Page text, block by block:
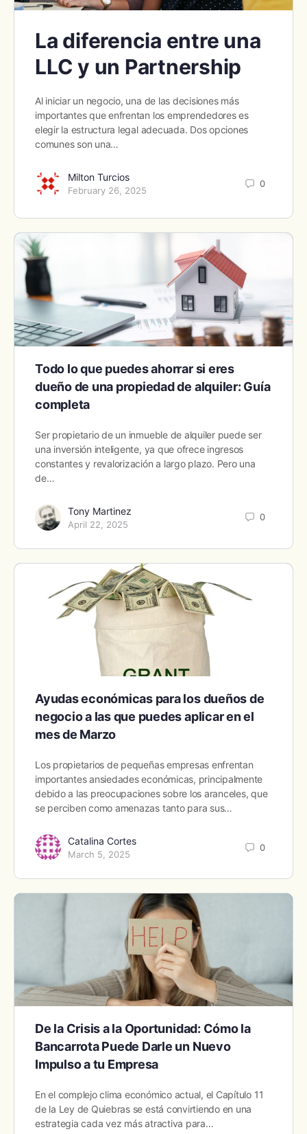
La diferencia entre una
LLC y un Partnership
Al iniciar un negocio, una de las decisiones más
importantes que enfrentan los emprendedores es
elegir la estructura legal adecuada. Dos opciones
comunes son una…
Milton Turcios
February 26, 2025
0
Todo lo que puedes ahorrar si eres
dueño de una propiedad de alquiler: Guía
completa
Ser propietario de un inmueble de alquiler puede ser
una inversión inteligente, ya que ofrece ingresos
constantes y revalorización a largo plazo. Pero una
de…
Tony Martinez
April 22, 2025
0
Ayudas económicas para los dueños de
negocio a las que puedes aplicar en el
mes de Marzo
Los propietarios de pequeñas empresas enfrentan
importantes ansiedades económicas, principalmente
debido a las preocupaciones sobre los aranceles, que
se perciben como amenazas tanto para sus…
Catalina Cortes
March 5, 2025
0
De la Crisis a la Oportunidad: Cómo la
Bancarrota Puede Darle un Nuevo
Impulso a tu Empresa
En el complejo clima económico actual, el Capítulo 11
de la Ley de Quiebras se está convirtiendo en una
estrategia cada vez más atractiva para…